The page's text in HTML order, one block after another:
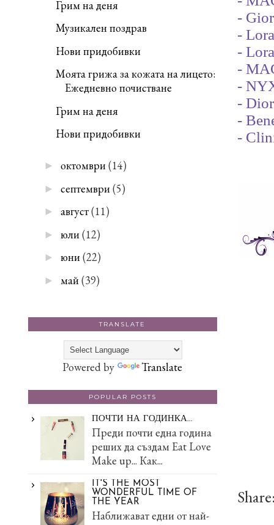
-
-
-
-
-
-
-
-
Грим на деня
Музикален поздрав
Нови придобивки
Моята грижа за кожата на лицето:
Ежедневно почистване
Грим на деня
Нови придобивки
► октомври(14)
► септември (5)
► август(11)
► юли (12)
► юни(22)
► май (39)
TRANSLATE
Powered by Translate
POPULAR POSTS
ПОЧТИ НА ГОДИНКА...
Преди почти една година
реших да създам Eat Love
Make up... Как...
IT'S THE MOST
WONDERFUL TIME OF
THE YEAR
Наближават едни от най-